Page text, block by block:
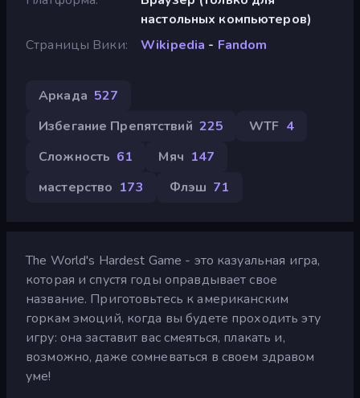
настольных компьютеров)
Страницы Вики
Wikipedia - Fandom
Аркада 527
Избегание Препятствий 225 WTF 4
Сложность 61 Мяч 147
мастерство 173 Флэш 71
The World's Hardest Game - это казуальная игра,
которая и спустя годы оправдывает свое
название. Приготовьтесь к американским
горкам эмоций, когда вы будете проходить эту
игру: она заставит вас смеяться, плакать и,
возможно, даже сомневаться в своем здравом
уме!